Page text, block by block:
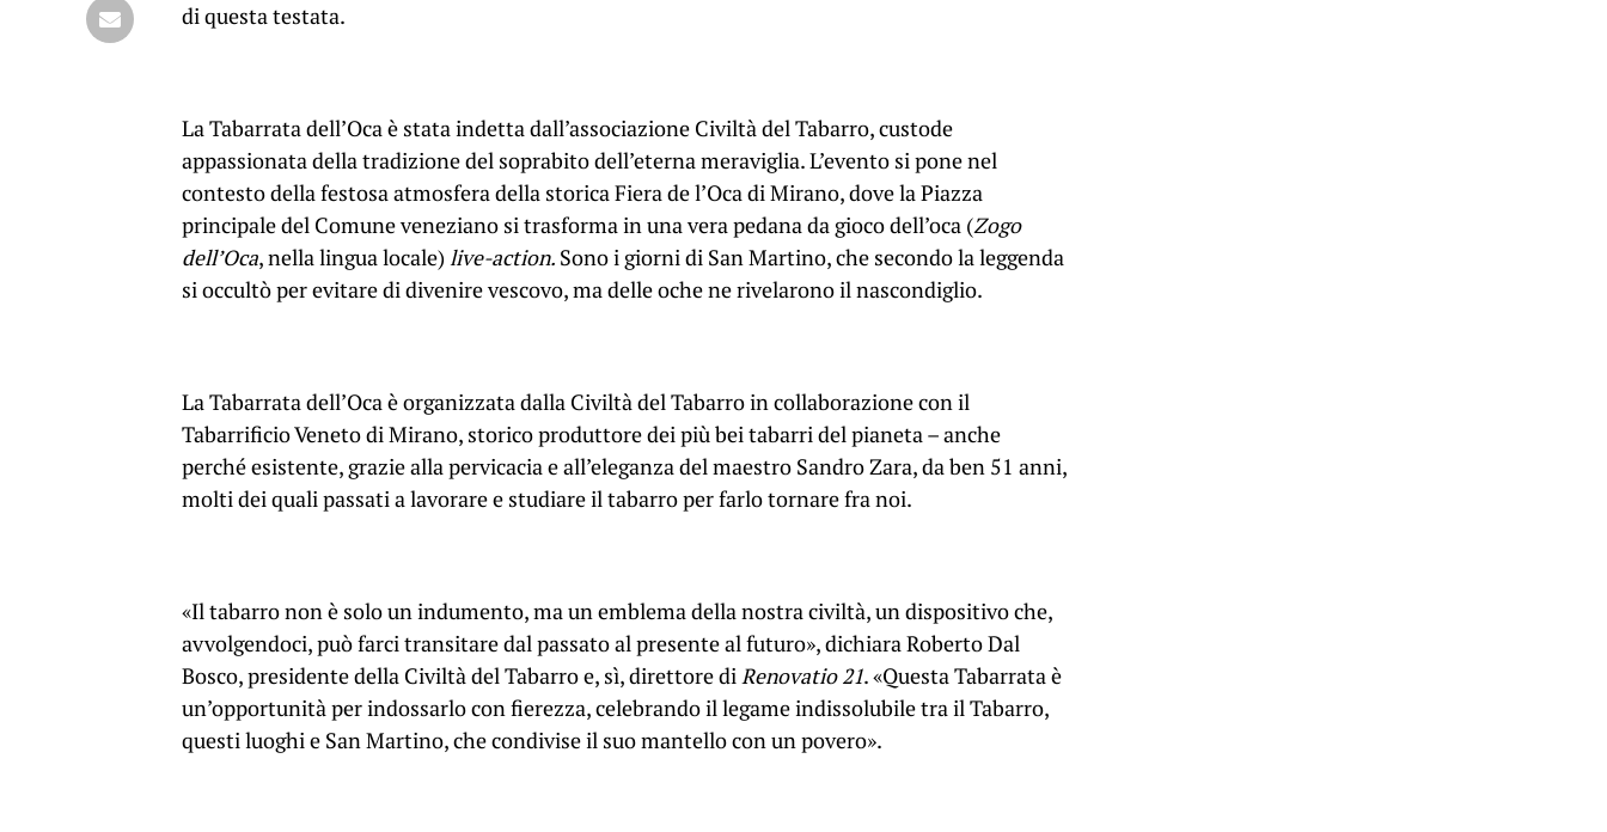
di questa testata.
La Tabarrata dell’Oca è stata indetta dall’associazione Civiltà del Tabarro, custode
appassionata della tradizione del soprabito dell’eterna meraviglia. L’evento si pone nel
contesto della festosa atmosfera della storica Fiera de l’Oca di Mirano, dove la Piazza
principale del Comune veneziano si trasforma in una vera pedana da gioco dell’oca (Zogo
dell’Oca, nella lingua locale) live-action. Sono i giorni di San Martino, che secondo la leggenda
si occultò per evitare di divenire vescovo, ma delle oche ne rivelarono il nascondiglio.
La Tabarrata dell’Oca è organizzata dalla Civiltà del Tabarro in collaborazione con il
Tabarrificio Veneto di Mirano, storico produttore dei più bei tabarri del pianeta – anche
perché esistente, grazie alla pervicacia e all’eleganza del maestro Sandro Zara, da ben 51 anni,
molti dei quali passati a lavorare e studiare il tabarro per farlo tornare fra noi.
«Il tabarro non è solo un indumento, ma un emblema della nostra civiltà, un dispositivo che,
avvolgendoci, può farci transitare dal passato al presente al futuro», dichiara Roberto Dal
Bosco, presidente della Civiltà del Tabarro e, sì, direttore di Renovatio 21. «Questa Tabarrata è
un’opportunità per indossarlo con fierezza, celebrando il legame indissolubile tra il Tabarro,
questi luoghi e San Martino, che condivise il suo mantello con un povero».